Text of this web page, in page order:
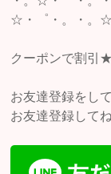
☆・゜・。・。☆
クーポンで割引
お友達登録をし
お友達登録してね